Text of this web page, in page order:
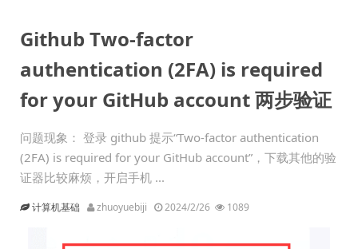
Github Two-factor
authentication (2FA) is required
for your GitHub account 两步验证
问题现象： 登录 github 提示“Two-factor authentication
(2FA) is required for your GitHub account”，下载其他的验
证器比较麻烦，开启手机 ...
计算机基础 zhuoyuebiji 2024/2/26 1089